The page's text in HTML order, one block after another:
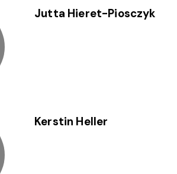
Jutta Hieret-Piosczyk
Kerstin Heller